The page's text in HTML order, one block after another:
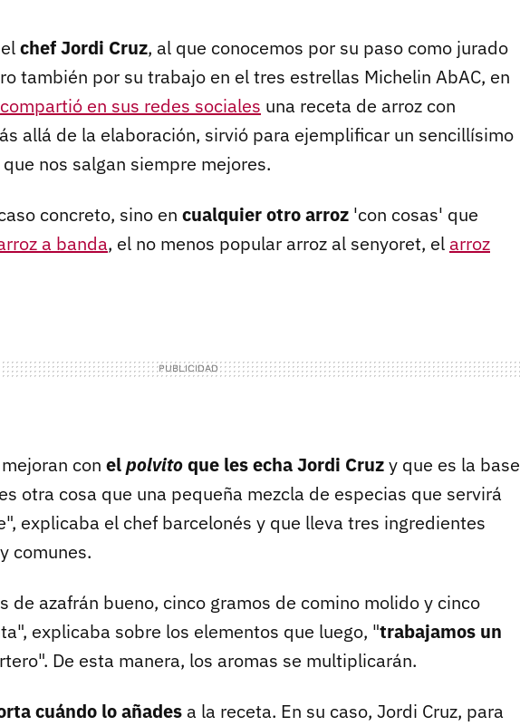
chef Jordi Cruz, al que conocemos por su paso como jurado
también por su trabajo en el tres estrellas Michelin AbAC, en
compartió en sus redes sociales una receta de arroz con
allá de la elaboración, sirvió para ejemplificar un sencillísimo
nos salgan siempre mejores.
concreto, sino en cualquier otro arroz 'con cosas' que
a banda, el no menos popular arroz al senyoret, el arroz
con elpolvitoque les echa Jordi Cruzy que es la base
otra cosa que una pequeña mezcla de especias que servirá
explicaba el chef barcelonés y que lleva tres ingredientes
comunes.
de azafrán bueno, cinco gramos de comino molido y cinco
explicaba sobre los elementos que luego, "trabajamos un
De esta manera, los aromas se multiplicarán.
cuándo lo añades a la receta. En su caso, Jordi Cruz, para